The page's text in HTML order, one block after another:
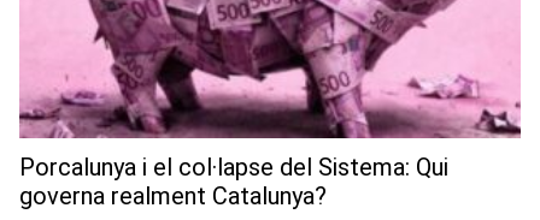
Porcalunya i el col·lapse del Sistema: Qui
governa realment Catalunya?